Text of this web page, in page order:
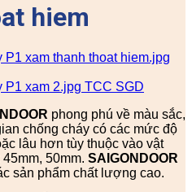
hiem
phong phú về màu sắc,
chống cháy có các mức độ
lâu hơn tùy thuộc vào vật
50mm. SAIGONDOOR
sản phẩm chất lượng cao.